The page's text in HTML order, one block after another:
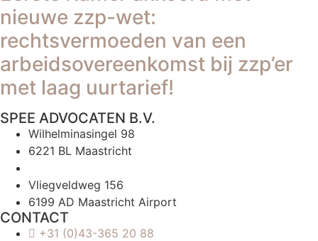
nieuwe zzp-wet:
rechtsvermoeden van een
arbeidsovereenkomst bij zzp’er
met laag uurtarief!
SPEE ADVOCATEN B.V.
Wilhelminasingel 98
6221 BL Maastricht
Vliegveldweg 156
6199 AD Maastricht Airport
CONTACT
+31 (0)43-365 20 88